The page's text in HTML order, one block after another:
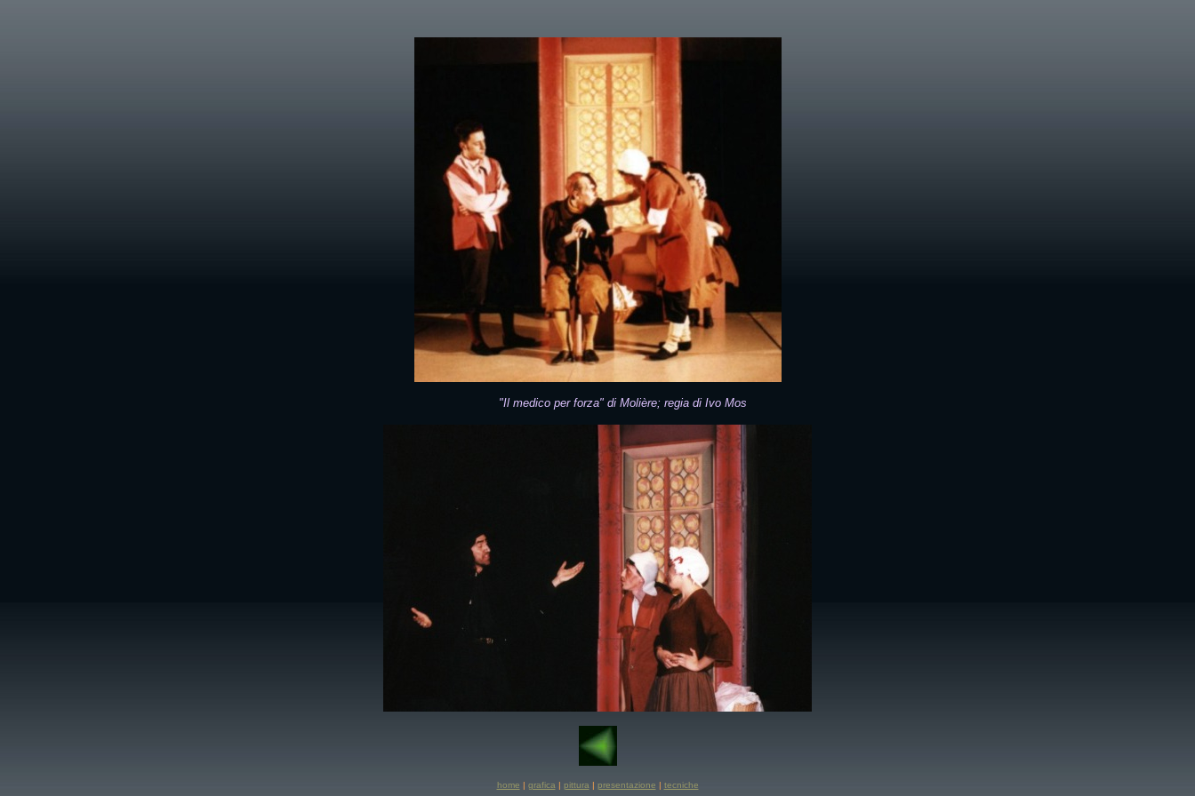
"Il medico per forza" di Molière; regia di Ivo Mosele
home | grafica | pittura | presentazione | tecniche